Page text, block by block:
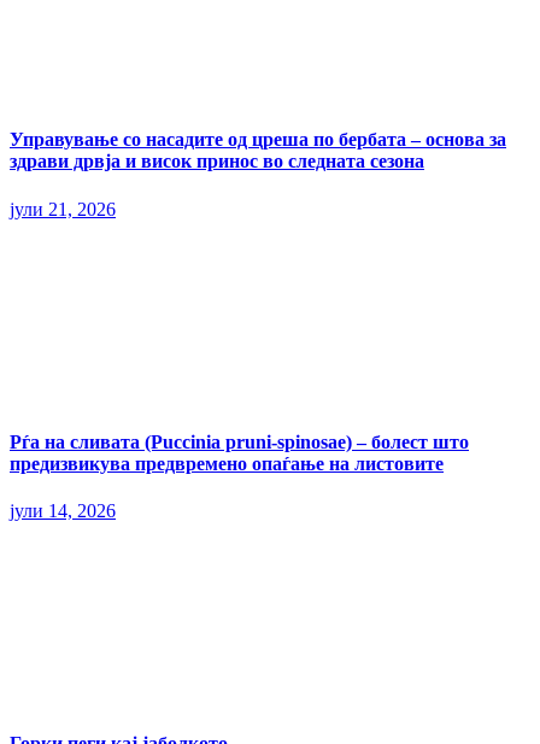
Управување со насадите од цреша по бербата – основа за
здрави дрвја и висок принос во следната сезона
јули 21, 2026
Рѓа на сливата (Puccinia pruni-spinosae) – болест што
предизвикува предвремено опаѓање на листовите
јули 14, 2026